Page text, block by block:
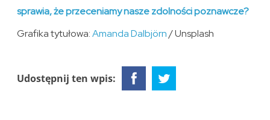
sprawia, że przeceniamy nasze zdolności poznawcze?
Grafika tytułowa:Amanda Dalbjörn/ Unsplash
Udostępnij ten wpis: